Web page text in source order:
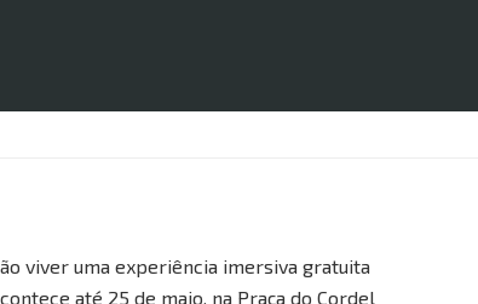
viver uma experiência imersiva gratuita
até 25 de maio, na Praça do Cordel